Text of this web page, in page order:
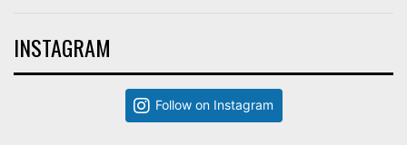
INSTAGRAM
Follow on Instagram